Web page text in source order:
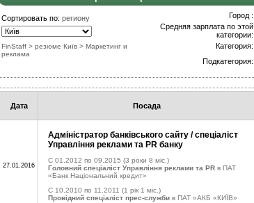
Сортировать по: региону
FinStaff > резюме Київ > Маркетинг и
реклама
Город :
Средняя зарплата по этой
категории:
Категория:
Подкатегория:
Дата Посада
27.01.2016
Адміністратор банківського сайту / спеціаліст
Управління реклами та PR банку
C 01.2012 по 09.2015 (3 роки 8 міс.)
Головний спеціаліст Управління реклами та PR в ПАТ
«Банк Національний кредит»
C 10.2010 по 11.2011 (1 рік 1 міс.)
Провідний спеціаліст прес-служби в ПАТ «АКБ «КИЇВ»